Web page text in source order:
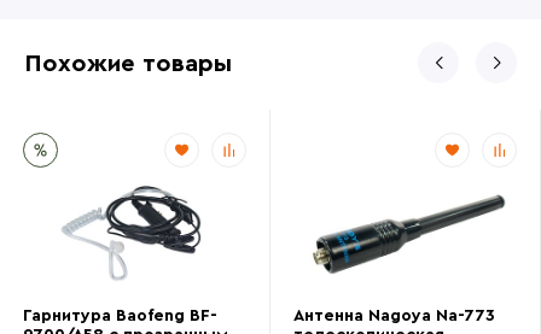
Похожие товары
Гарнитура Baofeng BF-
Антенна Nagoya Na-773